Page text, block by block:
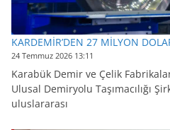
KARDEMİR’DEN 27 MİLYON
24 Temmuz 2026 13:11
Karabük Demir ve Çelik
Ulusal Demiryolu Taşımacılığı
uluslararası